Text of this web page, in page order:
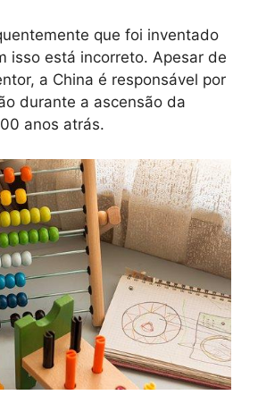
que foi inventado
isso está incorreto. Apesar de
a China é responsável por
durante a ascensão da
anos atrás.